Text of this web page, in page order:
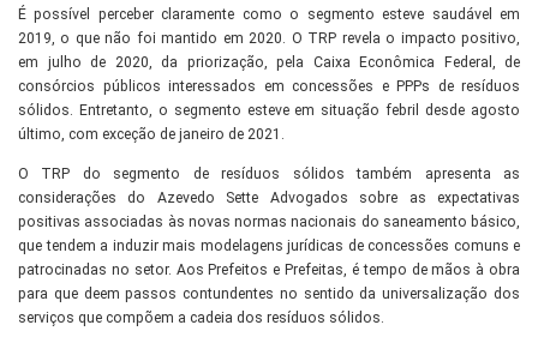
É possível perceber claramente como o segmento esteve saudável em
2019, o que não foi mantido em 2020. O TRP revela o impacto positivo,
em julho de 2020, da priorização, pela Caixa Econômica Federal, de
consórcios públicos interessados em concessões e PPPs de resíduos
sólidos. Entretanto, o segmento esteve em situação febril desde agosto
último, com exceção de janeiro de 2021.
O TRP do segmento de resíduos sólidos também apresenta as
considerações do Azevedo Sette Advogados sobre as expectativas
positivas associadas às novas normas nacionais do saneamento básico,
que tendem a induzir mais modelagens jurídicas de concessões comuns e
patrocinadas no setor. Aos Prefeitos e Prefeitas, é tempo de mãos à obra
para que deem passos contundentes no sentido da universalização dos
serviços que compõem a cadeia dos resíduos sólidos.